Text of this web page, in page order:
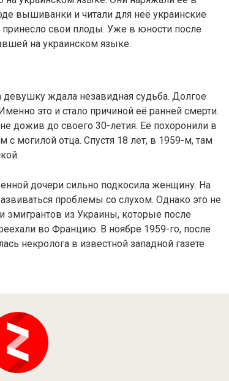
вышиванки и читали для неё украинские
принесло свои плоды. Уже в юности после
на украинском языке.
девушку ждала незавидная судьба. Долгое
это и стало причиной её ранней смерти.
дожив до своего 30-летия. Её похоронили в
могилой отца. Спустя 18 лет, в 1959-м, там
дочери сильно подкосила женщину. На
проблемы со слухом. Однако это не
эмигрантов из Украины, которые после
во Францию. В ноябре 1959-го, после
некролога в известной западной газете